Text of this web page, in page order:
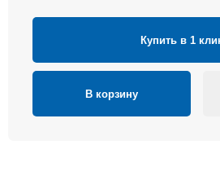
Купить в 1
В корзину